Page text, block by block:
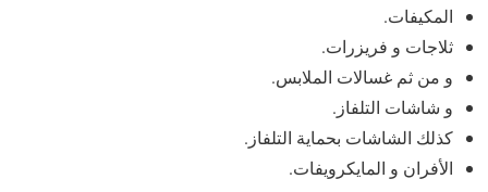
المكيفات.
ثلاجات و فريزرات.
و من ثم غسالات الملابس.
و شاشات التلفاز.
كذلك الشاشات بحماية التلفاز.
الأفران و المايكرويفات.